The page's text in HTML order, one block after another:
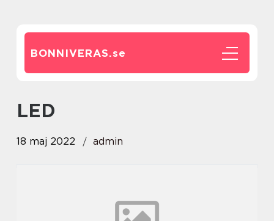
BONNIVERAS.se
LED
18 maj 2022 admin